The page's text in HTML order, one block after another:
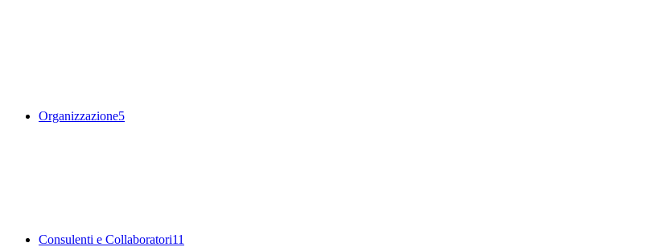
Organizzazione5
Consulenti e Collaboratori11